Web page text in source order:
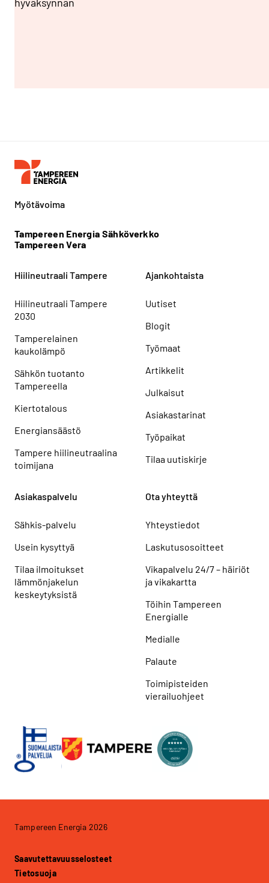
Myötävoima
Tampereen Energia Sähköverkko
Tampereen Vera
Hiilineutraali Tampere
Hiilineutraali Tampere
2030
Tamperelainen
kaukolämpö
Sähkön tuotanto
Tampereella
Kiertotalous
Energiansäästö
Tampere hiilineutraalina
toimijana
Ajankohtaista
Uutiset
Blogit
Työmaat
Artikkelit
Julkaisut
Asiakastarinat
Työpaikat
Tilaa uutiskirje
Asiakaspalvelu
Sähkis-palvelu
Usein kysyttyä
Tilaa ilmoitukset
lämmönjakelun
keskeytyksistä
Ota yhteyttä
Yhteystiedot
Laskutusosoitteet
Vikapalvelu 24/7 – häiriöt
ja vikakartta
Töihin Tampereen
Energialle
Medialle
Palaute
Toimipisteiden
vierailuohjeet
Tampereen Energia 2026
Saavutettavuusselosteet
Tietosuoja